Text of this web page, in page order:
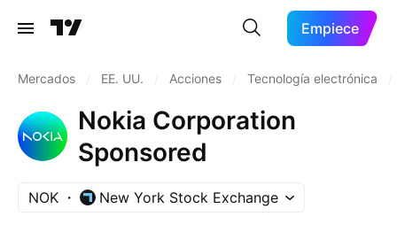
Empiece
Mercados EE. UU. Acciones Tecnología electrónica
Nokia Corporation
Sponsored
NOK New York Stock Exchange